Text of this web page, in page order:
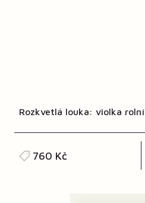
Rozkvetlá louka: violka rolní
760 Kč